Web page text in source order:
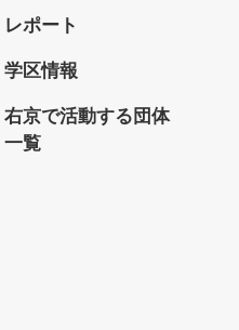
レポート
学区情報
右京で活動する団体
一覧